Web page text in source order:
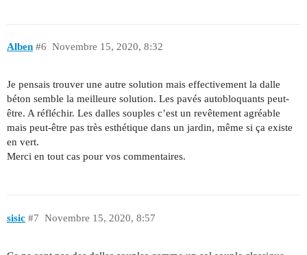
Alben Novembre 15, 2020, 8:32
#6
Je pensais trouver une autre solution mais effectivement la dalle
béton semble la meilleure solution. Les pavés autobloquants peut-
être. A réfléchir. Les dalles souples c’est un revêtement agréable
mais peut-être pas très esthétique dans un jardin, même si ça existe
en vert.
Merci en tout cas pour vos commentaires.
sisic Novembre 15, 2020, 8:57
#7